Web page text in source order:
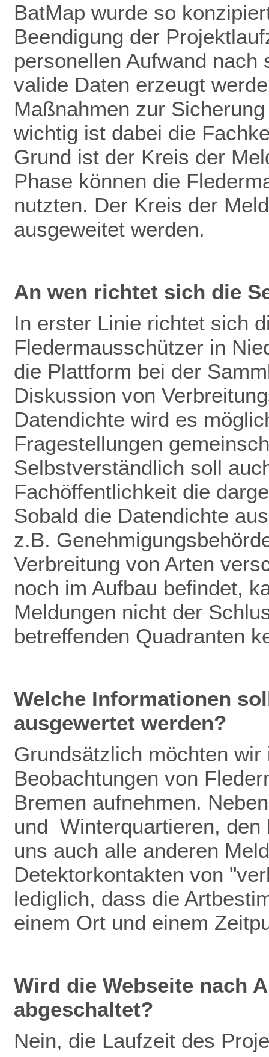
BatMap wurde so
Beendigung der
personellen Aufwand
valide Daten erzeugt
Maßnahmen zur
wichtig ist dabei die
Grund ist der Kreis der
Phase können die
nutzten. Der Kreis der
ausgeweitet werden.
An wen richtet sich die
In erster Linie richtet sich
Fledermausschützer in
die Plattform bei der
Diskussion von
Datendichte wird es
Fragestellungen
Selbstverständlich soll
Fachöffentlichkeit die
Sobald die Datendichte
z.B.
Verbreitung von Arten
noch im Aufbau befindet,
Meldungen nicht der
betreffenden Quadranten
Welche Informationen
ausgewertet werden?
Grundsätzlich möchten
Beobachtungen von
Bremen aufnehmen.
und Winterquartieren, den
uns auch alle anderen
Detektorkontakten von
lediglich, dass die
einem Ort und einem
Wird die Webseite nach
abgeschaltet?
Nein, die Laufzeit des